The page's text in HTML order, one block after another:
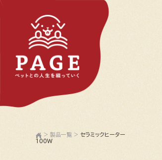
> 製品一覧 > セラミックヒーター
100W